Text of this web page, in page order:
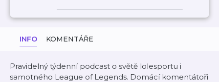
INFO KOMENTÁŘE
Pravidelný týdenní podcast o světě lolesportu i
samotného League of Legends. Domácí komentátoři